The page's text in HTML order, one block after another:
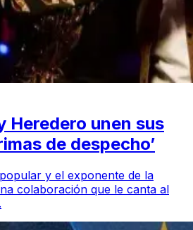
Heredero unen sus
de despecho’
y el exponente de la
colaboración que le canta al